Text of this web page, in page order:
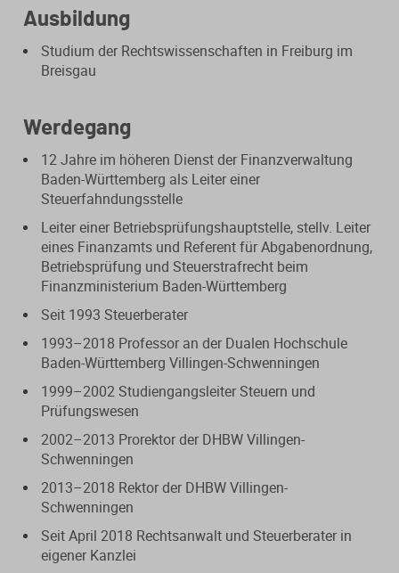
Steuerberatungsverträge
Formulare
Fachwissen
Fundierte Informationen und
Fachinhalte rund um Steuerrecht und
Kanzleipraxis.
Checklisten
Mandanten-Info
Bücher / Broschüren
Digitale Anwendungen
Digitale Tools zur Unterstützung von
Kanzlei und Mandanten.
Seminar-Pakete
Ausbildungsbegleitung
Webinare
Live-Onlineveranstaltungen mit
Interaktion und nachträglichem
Zugriff auf Aufzeichnungen.
Aufzeichnungen
Kanzleischulungen
Didaktisch aufgebaute Online-Kurse
mit Schaubildern und Testfragen.
KI-Nutzung
Einkommensteuererklärung
Prüfungsvorbereitung
Steuern
Einkommensteuer
Erbschaftsteuer / Schenkungsteuer
Gewerbesteuer
Körperschaft- / Umwandlungsteuer
Umsatzsteuer
Verfahrensrecht / Abgabenordnung
Buchführung / Bilanzierung
Kanzleiorganisation
Arbeitsvereinbarungen
KONTAKT
Ausbildung
Studium der Rechtswissenschaften in Freiburg im
Breisgau
Werdegang
12 Jahre im höheren Dienst der Finanzverwaltung
Baden-Württemberg als Leiter einer
Steuerfahndungsstelle
Leiter einer Betriebsprüfungshauptstelle, stellv. Leiter
eines Finanzamts und Referent für Abgabenordnung,
Betriebsprüfung und Steuerstrafrecht beim
Finanzministerium Baden-Württemberg
Seit 1993 Steuerberater
1993–2018 Professor an der Dualen Hochschule
Baden-Württemberg Villingen-Schwenningen
1999–2002 Studiengangsleiter Steuern und
Prüfungswesen
2002–2013 Prorektor der DHBW Villingen-
Schwenningen
2013–2018 Rektor der DHBW Villingen-
Schwenningen
Seit April 2018 Rechtsanwalt und Steuerberater in
eigener Kanzlei